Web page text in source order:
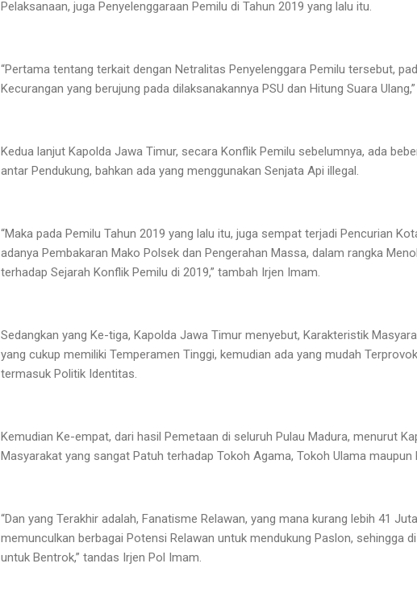
Pelaksanaan, juga Penyelenggaraan Pemilu di Tahun 2019 yang lalu itu.
“Pertama tentang terkait dengan Netralitas Penyelenggara Pemilu tersebut,
Kecurangan yang berujung pada dilaksanakannya PSU dan Hitung Suara
Kedua lanjut Kapolda Jawa Timur, secara Konflik Pemilu sebelumnya, ada
antar Pendukung, bahkan ada yang menggunakan Senjata Api illegal.
“Maka pada Pemilu Tahun 2019 yang lalu itu, juga sempat terjadi Pencurian
adanya Pembakaran Mako Polsek dan Pengerahan Massa, dalam rangka
terhadap Sejarah Konflik Pemilu di 2019,” tambah Irjen Imam.
Sedangkan yang Ke-tiga, Kapolda Jawa Timur menyebut, Karakteristik
yang cukup memiliki Temperamen Tinggi, kemudian ada yang mudah
termasuk Politik Identitas.
Kemudian Ke-empat, dari hasil Pemetaan di seluruh Pulau Madura, menurut
Masyarakat yang sangat Patuh terhadap Tokoh Agama, Tokoh Ulama maupun
“Dan yang Terakhir adalah, Fanatisme Relawan, yang mana kurang lebih 41
memunculkan berbagai Potensi Relawan untuk mendukung Paslon, sehingga
untuk Bentrok,” tandas Irjen Pol Imam.